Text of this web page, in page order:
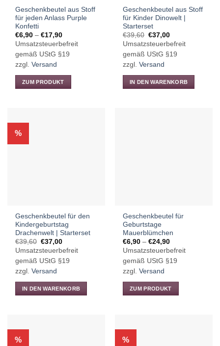
werden
Geschenkbeutel aus Stoff
für jeden Anlass Purple
Konfetti
€6,90 –€17,90Preisspanne:
€6,90
bis
€17,90
Umsatzsteuerbefreit
gemäß UStG §19
zzgl.Versand
ZUM PRODUKT
mehrere
Varianten
auf.
gewählt
werden
Geschenkbeutel aus Stoff
für Kinder Dinowelt |
Starterset
€39,60 Ursprünglicher
Preis
war:
€39,60
€37,00Aktueller
Preis
ist:
€37,00.
Umsatzsteuerbefreit
gemäß UStG §19
zzgl.Versand
IN DEN WARENKORB
%
Geschenkbeutel für den
Kindergeburtstag
Drachenwelt | Starterset
€39,60 Ursprünglicher
Preis
war:
€39,60
€37,00Aktueller
Preis
ist:
€37,00.
Umsatzsteuerbefreit
gemäß UStG §19
zzgl.Versand
IN DEN WARENKORB
Geschenkbeutel für
Geburtstage
Mauerblümchen
€6,90 –€24,90Preisspanne:
€6,90
bis
€24,90
Umsatzsteuerbefreit
gemäß UStG §19
zzgl.Versand
ZUM PRODUKT
mehrere
Varianten
% %